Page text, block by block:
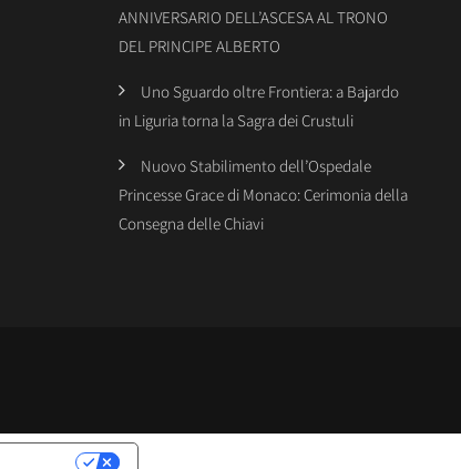
ANNIVERSARIO DELL’ASCESA AL TRONO
DEL PRINCIPE ALBERTO
Uno Sguardo oltre Frontiera: a Bajardo
in Liguria torna la Sagra dei Crustuli
Nuovo Stabilimento dell’Ospedale
Princesse Grace di Monaco: Cerimonia della
Consegna delle Chiavi